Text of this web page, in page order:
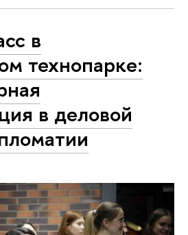
в
технопарке:
в деловой